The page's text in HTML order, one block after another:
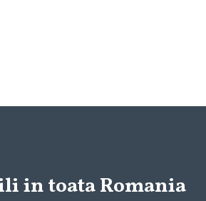
in toata Romania